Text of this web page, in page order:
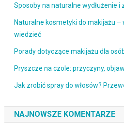
Sposoby na naturalne wydłużenie i
Naturalne kosmetyki do makijażu –
wiedzieć
Porady dotyczące makijażu dla
Pryszcze na czole: przyczyny,
Jak zrobić spray do włosów?
NAJNOWSZE KOMENTARZE